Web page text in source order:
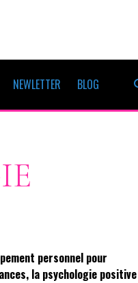
NEWLETTER BLOG
personnel pour
la psychologie positive